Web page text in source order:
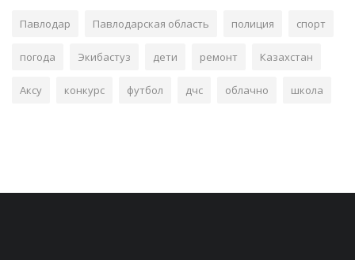
Павлодар Павлодарская область полиция спорт
погода Экибастуз дети ремонт Казахстан
Аксу конкурс футбол дчс облачно школа